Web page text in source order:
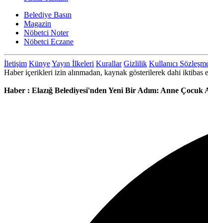
Belediye Basın
Magazin
Nöbetci Noter
Nöbetci Eczane
İletişim KünyeYayın İlkeleri Kurallar Gizlilik Kullanıcı
Haber içerikleri izin alınmadan, kaynak gösterilerek dahi iktibas
Haber : Elazığ Belediyesi'nden Yeni Bir Adım: Anne Çocuk